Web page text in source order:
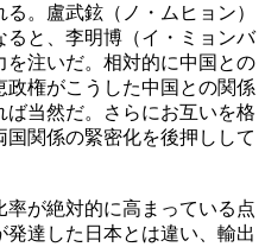
。盧武鉉（ノ・ムヒョン）
と、李明博（イ・ミョンバ
を注いだ。相対的に中国との
権がこうした中国との関係
当然だ。さらにお互いを格
関係の緊密化を後押しして
が絶対的に高まっている点
達した日本とは違い、輸出